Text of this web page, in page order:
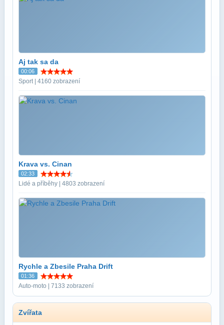
Aj tak sa da
00:06
Sport | 4160 zobrazení
Krava vs. Cinan
02:33
Lidé a příběhy | 4803 zobrazení
Rychle a Zbesile Praha Drift
01:36
Auto-moto | 7133 zobrazení
Zvířata